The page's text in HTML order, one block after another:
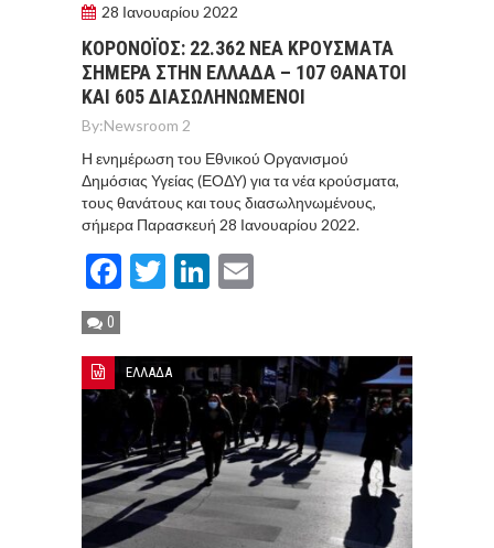
28 Ιανουαρίου 2022
ΚΟΡOΝΟΪΟΣ: 22.362 ΝΕΑ ΚΡΟΥΣΜΑΤΑ
ΣΗΜΕΡΑ ΣΤΗΝ ΕΛΛΑΔΑ – 107 ΘΑΝΑΤΟΙ
ΚΑΙ 605 ΔΙΑΣΩΛΗΝΩΜΕΝΟΙ
By:Newsroom 2
Η ενημέρωση του Εθνικού Οργανισμού
Δημόσιας Υγείας (ΕΟΔΥ) για τα νέα κρούσματα,
τους θανάτους και τους διασωληνωμένους,
σήμερα Παρασκευή 28 Ιανουαρίου 2022.
Facebook
TwitterLinkedIn
0
ΕΛΛΑΔΑ